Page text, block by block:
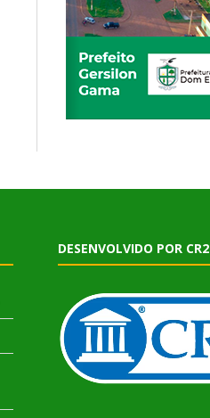
DESENVOLVIDO POR CR2